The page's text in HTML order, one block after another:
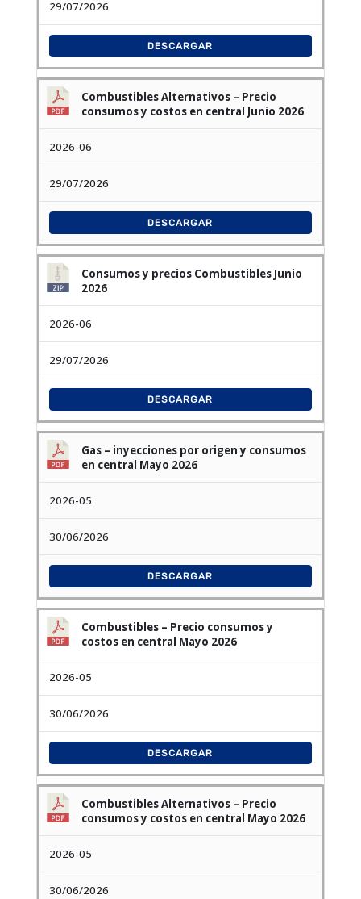
29/07/2026
DESCARGAR
Combustibles Alternativos – Precio
consumos y costos en central Junio 2026
2026-06
29/07/2026
DESCARGAR
Consumos y precios Combustibles Junio
2026
2026-06
29/07/2026
DESCARGAR
Gas – inyecciones por origen y consumos
en central Mayo 2026
2026-05
30/06/2026
DESCARGAR
Combustibles – Precio consumos y
costos en central Mayo 2026
2026-05
30/06/2026
DESCARGAR
Combustibles Alternativos – Precio
consumos y costos en central Mayo 2026
2026-05
30/06/2026